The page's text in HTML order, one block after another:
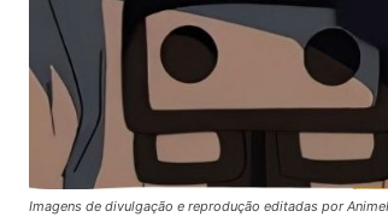
Imagens de divulgação e reprodução editadas por